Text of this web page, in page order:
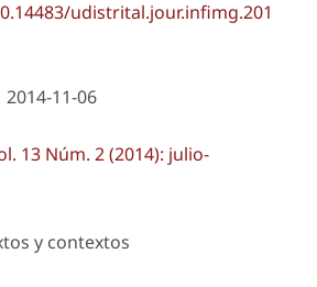
udistrital.jour.infimg.201
2014-11-06
13 Núm. 2 (2014): julio-
y contextos